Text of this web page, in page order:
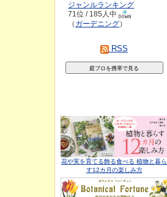
ジャンルランキング
71位 / 185人中
（ ガーデニング）
RSS
花や実を育てる飾る食べる 植物と暮ら
す12カ月の楽しみ方